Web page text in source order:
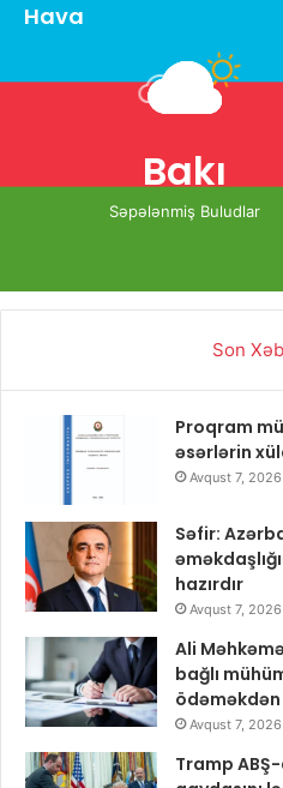
Hava
Bakı
Səpələnmiş Buludlar
Son
Proqram
əsərlərin
Avqust 7, 2026
Səfir:
hazırdır
Avqust 7, 2026
Ali
bağlı
Avqust 7, 2026
Tramp